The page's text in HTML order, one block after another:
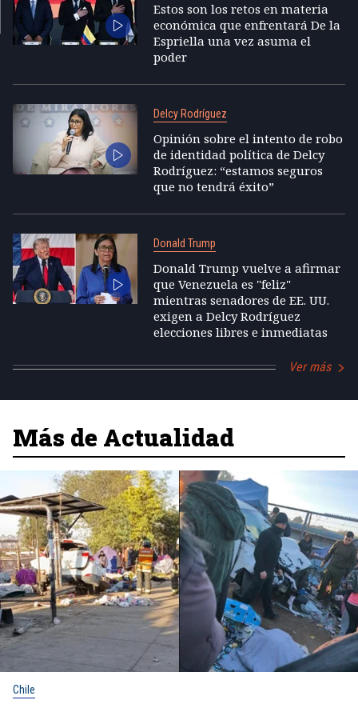
Estos son los retos en materia
económica que enfrentará De la
Espriella una vez asuma el
poder
Delcy Rodríguez
Opinión sobre el intento de robo
de identidad política de Delcy
Rodríguez: “estamos seguros
que no tendrá éxito”
Donald Trump
Donald Trump vuelve a afirmar
que Venezuela es "feliz"
mientras senadores de EE. UU.
exigen a Delcy Rodríguez
elecciones libres e inmediatas
Ver más
Más de Actualidad
Chile